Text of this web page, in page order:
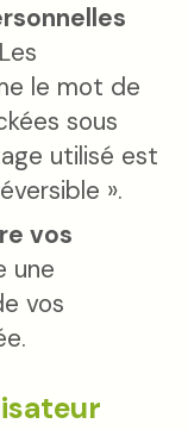
Les
le mot de
sous
utilisé est
».
vos
une
vos